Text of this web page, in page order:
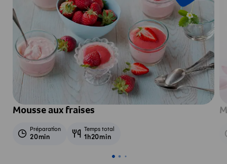
Mousse aux fraises
Préparation
20min
Temps total
1h20min